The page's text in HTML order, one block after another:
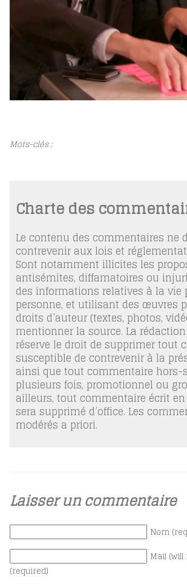
Mots-clés :
Charte des
Le contenu des commentaires ne
contrevenir aux lois et
Sont notamment illicites les
antisémites, diffamatoires ou
des informations relatives à la vie
personne, et utilisant des œuvres
droits d’auteur (textes, photos,
mentionner la source. La rédaction
réserve le droit de supprimer tout
susceptible de contrevenir à la
ainsi que tout commentaire hors-
plusieurs fois, promotionnel ou
ailleurs, tout commentaire écrit
sera supprimé d’office. Les
modérés a priori.
Laisser un commentaire
Nom
Mail
(required)